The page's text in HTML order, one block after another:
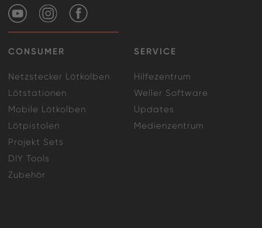
CONSUMER SERVICE
Netzstecker Lötkolben
Lötstationen
Mobile Lötkolben
Lötpistolen
Projekt Sets
DIY Tools
Zubehör
Hilfezentrum
Weller Software
Updates
Medienzentrum